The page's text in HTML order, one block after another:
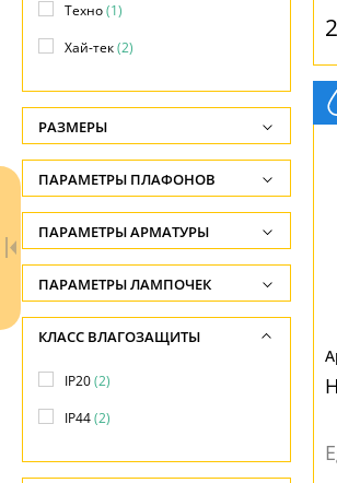
Техно(1)
Хай-тек(2)
РАЗМЕРЫ
Высота, см
-
Глубина, см
-
Ширина, см
-
Длина, см
ПАРАМЕТРЫ ПЛАФОНОВ
ФОРМА ПЛАФОНА
другая(2)
квадратная(1)
ПОВЕРХНОСТЬ
Матовый
ПАРАМЕТРЫ АРМАТУРЫ
ЦВЕТ АРМАТУРЫ
Хром(4)
МАТЕРИАЛ
Металл
Сталь(1)
ПАРАМЕТРЫ ЛАМПОЧЕК
Количество ламп
-
Общая мощность ламп
Напряжение
КЛАСС ВЛАГОЗАЩИТЫ
IP20(2)
IP44(2)